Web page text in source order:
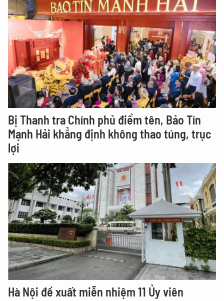
Bị Thanh tra Chính phủ điểm tên, Bảo Tín
Mạnh Hải khẳng định không thao túng, trục
lợi
Hà Nội đề xuất miễn nhiệm 11 Ủy viên